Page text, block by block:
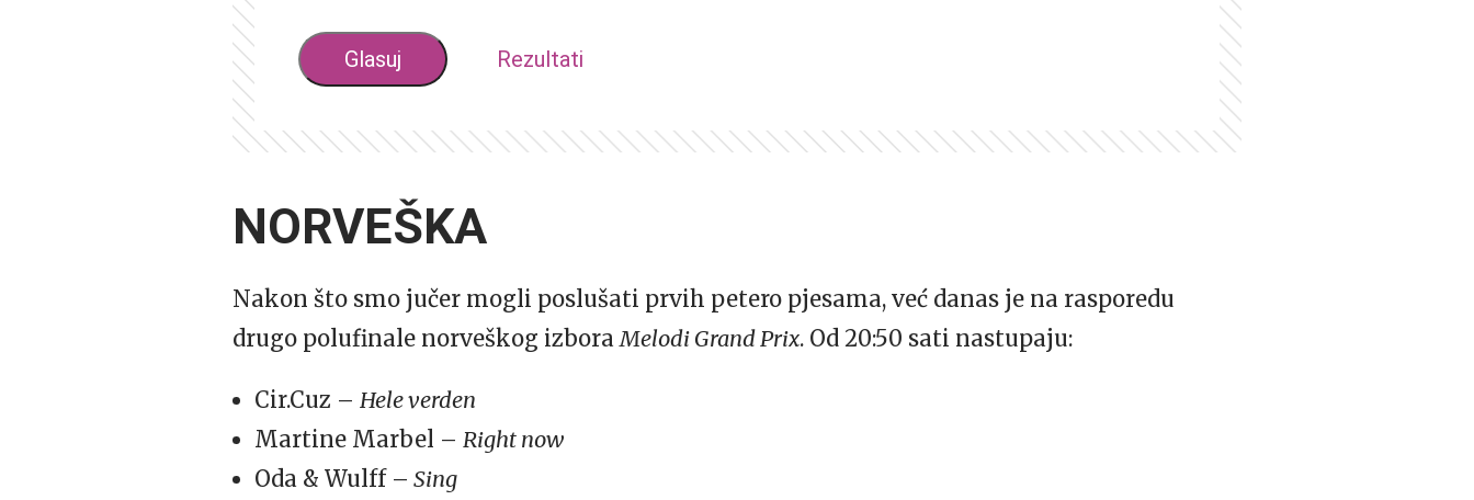
Rezultati
NORVEŠKA
Nakon što smo jučer mogli poslušati prvih petero pjesama, već danas je na rasporedu
drugo polufinale norveškog izboraMelodi Grand Prix. Od 20:50 sati nastupaju:
Cir.Cuz – Hele verden
Martine Marbel – Right now
Oda & Wulff – Sing